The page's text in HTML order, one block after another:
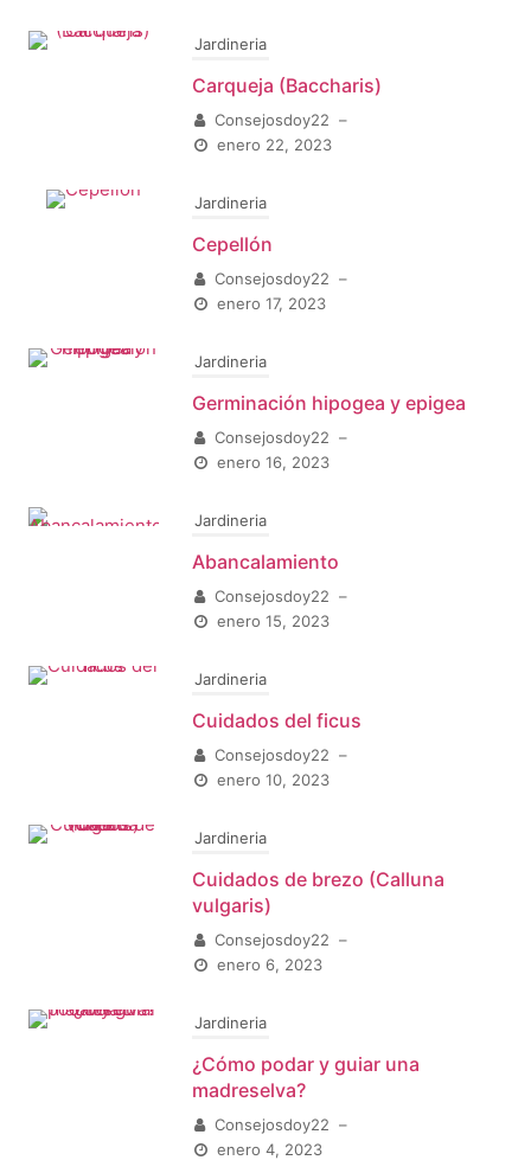
Jardineria
Carqueja (Baccharis)
Consejosdoy22 –
enero 22, 2023
Jardineria
Cepellón
Consejosdoy22 –
enero 17, 2023
Jardineria
Germinación hipogea y epigea
Consejosdoy22 –
enero 16, 2023
Jardineria
Abancalamiento
Consejosdoy22 –
enero 15, 2023
Jardineria
Cuidados del ficus
Consejosdoy22 –
enero 10, 2023
Jardineria
Cuidados de brezo (Calluna
vulgaris)
Consejosdoy22 –
enero 6, 2023
Jardineria
¿Cómo podar y guiar una
madreselva?
Consejosdoy22 –
enero 4, 2023